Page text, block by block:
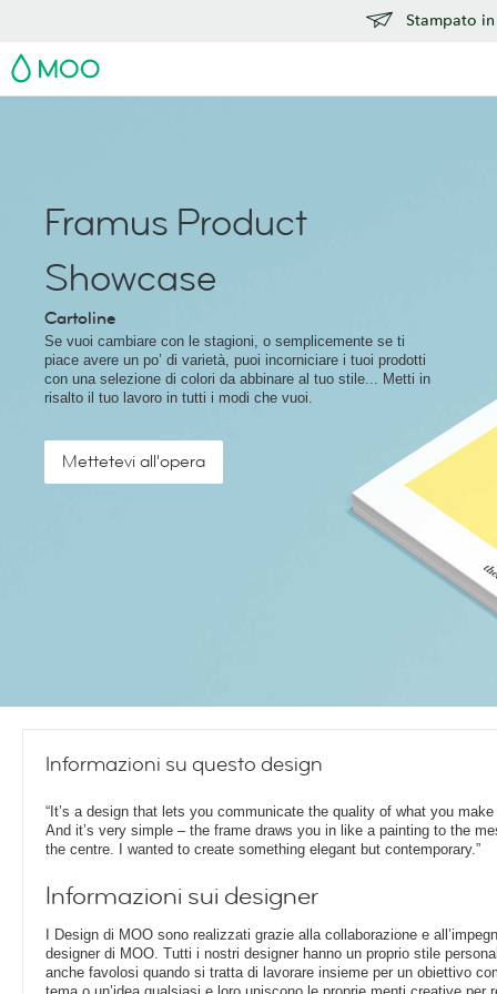
Stampato
MOO
Framus Product
Showcase
Cartoline
Se vuoi cambiare con le stagioni, o semplicemente se ti
piace avere un po’ di varietà, puoi incorniciare i tuoi prodotti
con una selezione di colori da abbinare al tuo stile... Metti in
risalto il tuo lavoro in tutti i modi che vuoi.
Mettetevi all'opera
Informazioni su questo design
“It’s a design that lets you communicate the quality of what you
And it’s very simple – the frame draws you in like a painting to the
the centre. I wanted to create something elegant but contemporary.”
Informazioni sui designer
I Design di MOO sono realizzati grazie alla collaborazione e
designer di MOO. Tutti i nostri designer hanno un proprio stile
anche favolosi quando si tratta di lavorare insieme per un obiettivo